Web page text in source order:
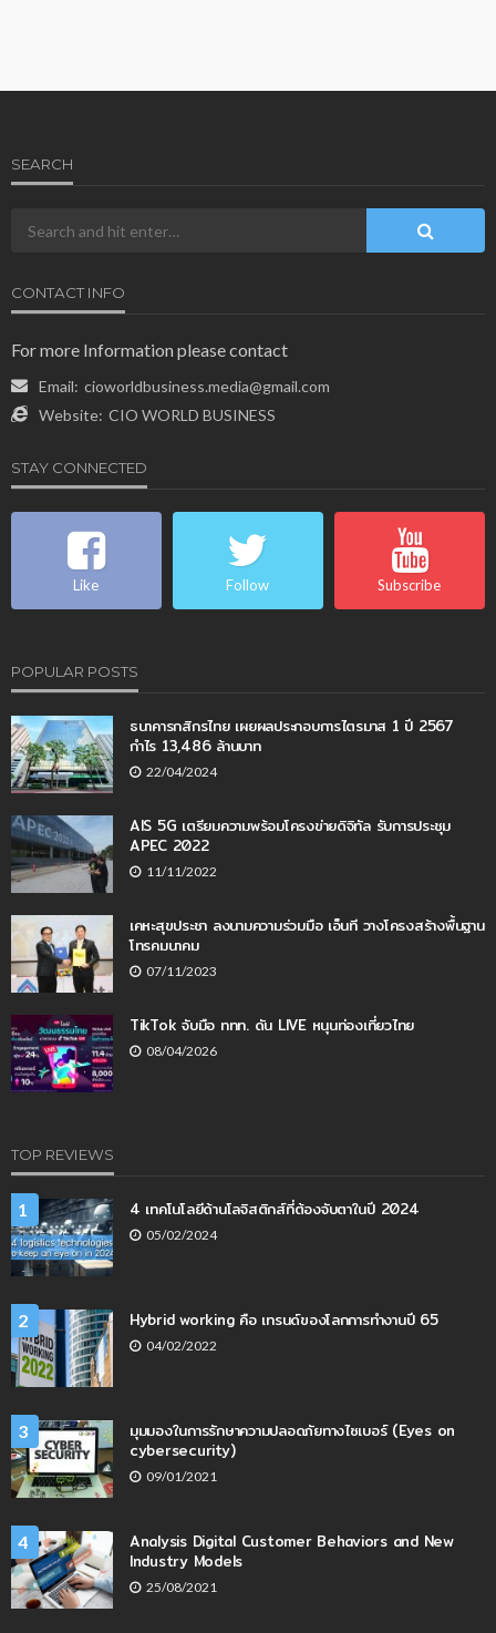
SEARCH
CONTACT INFO
For more Information please contact
Email: cioworldbusiness.media@gmail.com
Website: CIO WORLD BUSINESS
STAY CONNECTED
Like Follow Subscribe
POPULAR POSTS
ธนาคารกสิกรไทย เผยผลประกอบการไตรมาส 1 ปี 2567
กำไร 13,486 ล้านบาท
22/04/2024
AIS 5G เตรียมความพร้อมโครงข่ายดิจิทัล รับการประชุม
APEC 2022
11/11/2022
เคหะสุขประชา ลงนามความร่วมมือ เอ็นที วางโครงสร้างพื้นฐาน
โทรคมนาคม
07/11/2023
TikTok จับมือ ททท. ดัน LIVE หนุนท่องเที่ยวไทย
08/04/2026
TOP REVIEWS
1 4 เทคโนโลยีด้านโลจิสติกส์ที่ต้องจับตาในปี 2024
05/02/2024
2 Hybrid working คือ เทรนด์ของโลกการทำงานปี 65
04/02/2022
3
มุมมองในการรักษาความปลอดภัยทางไซเบอร์ (Eyes on
cybersecurity)
09/01/2021
4
Analysis Digital Customer Behaviors and New
Industry Models
25/08/2021